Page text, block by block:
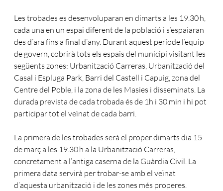
Les trobades es desenvoluparan en dimarts a les 19.30 h,
cada una en un espai diferent de la població i s’espaiaran
des d’ara fins a final d’any. Durant aquest període l’equip
de govern, cobrirà tots els espais del municipi visitant les
següents zones: Urbanització Carreras, Urbanització del
Casal i Espluga Park, Barri del Castell i Capuig, zona del
Centre del Poble, i la zona de les Masies i disseminats. La
durada prevista de cada trobada és de 1h i 30 min i hi pot
participar tot el veïnat de cada barri.
La primera de les trobades serà el proper dimarts dia 15
de març a les 19.30 h a la Urbanització Carreras,
concretament a l’antiga caserna de la Guàrdia Civil. La
primera data servirà per trobar-se amb el veïnat
d’aquesta urbanització i de les zones més properes.